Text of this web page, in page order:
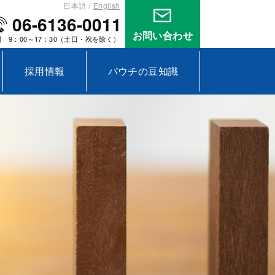
日本語 English
06-6136-0011
9：00～17：30（土日・祝を除く） お問い合わせ
採用情報 パウチの豆知識